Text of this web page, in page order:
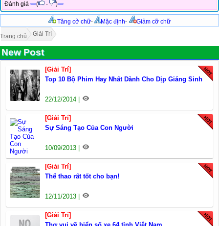
Đánh giá ( - )
Tăng cỡ chữ- Mặc định- Giảm cỡ chữ
Trang chủ Giải Trí
New Post
[Giải Trí]
Top 10 Bộ Phim Hay Nhất Dành Cho Dịp Giáng Sinh
22/12/2014 |
[Giải Trí]
Sự Sáng Tạo Của Con Người
10/09/2013 |
[Giải Trí]
Thể thao rất tốt cho bạn!
12/11/2013 |
[Giải Trí]